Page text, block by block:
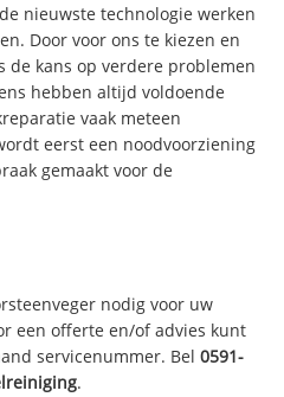
nieuwste technologie werken
Door voor ons te kiezen en
de kans op verdere problemen
hebben altijd voldoende
vaak meteen
eerst een noodvoorziening
gemaakt voor de
nodig voor uw
een offerte en/of advies kunt
servicenummer. Bel0591-
.